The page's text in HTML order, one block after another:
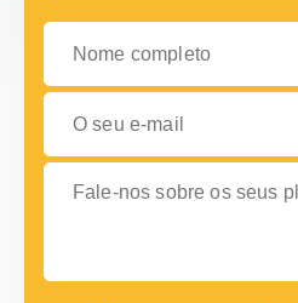
Nome completo
O seu e-mail
Fale-nos sobre os seus planos